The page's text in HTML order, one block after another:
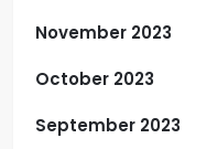
November 2023
October 2023
September 2023